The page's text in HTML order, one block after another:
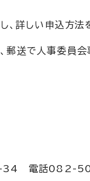
し、詳しい申込方
送で人事委員
6-34 電話082-